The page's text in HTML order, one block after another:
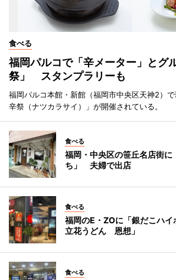
食べる
福岡パルコで「辛メーター」とグ
祭」 スタンプラリーも
福岡パルコ本館・新館（福岡市中央区天神2）
辛祭（ナツカラサイ）」が開催されている。
食べる
福岡・中央区の笹丘名店街に
ち」 夫婦で出店
食べる
福岡のE・ZOに「銀だこハ
立花うどん 恩想」
食べる